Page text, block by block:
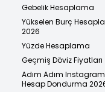
Gebelik Hesaplama
Yükselen Burç
2026
Yüzde Hesaplama
Geçmiş Döviz Fiyatları
Adım Adım Instagram
Hesap Dondurma